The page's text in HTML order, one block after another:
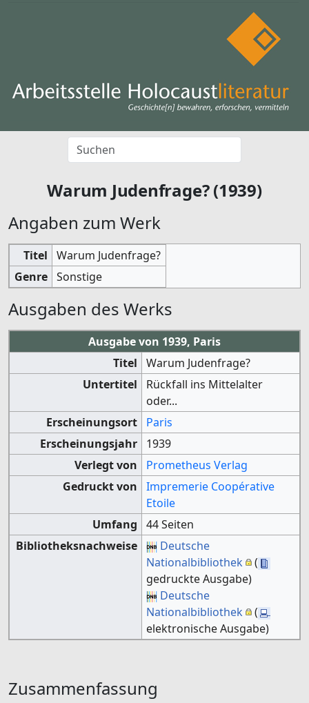
Warum Judenfrage? (1939)
Angaben zum Werk
Titel
Warum Judenfrage?
Genre
Sonstige
Ausgaben des Werks
Ausgabe von 1939, Paris
Titel
Warum Judenfrage?
Untertitel
Rückfall ins Mittelalter
oder...
Erscheinungsort
Paris
Erscheinungsjahr
1939
Verlegt von
Prometheus Verlag
Gedruckt von
Impremerie Coopérative
Etoile
Umfang
44 Seiten
Bibliotheksnachweise
Deutsche
Nationalbibliothek
(
gedruckte Ausgabe)
Deutsche
Nationalbibliothek
(
elektronische Ausgabe)
Zusammenfassung